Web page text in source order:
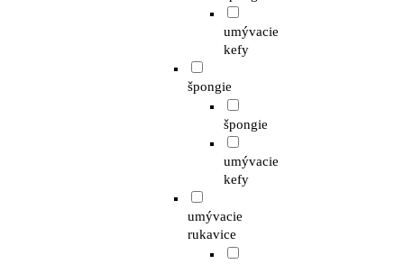
umývacie
kefy
špongie
špongie
umývacie
kefy
umývacie
rukavice